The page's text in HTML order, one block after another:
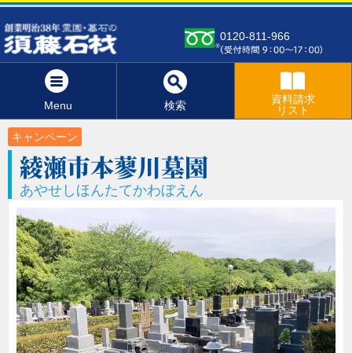
0120-811-966
Menu 検索
資料請求
リスト
キャンペーン
綾瀬市本蓼川墓園
あやせしほんたてかわぼえん